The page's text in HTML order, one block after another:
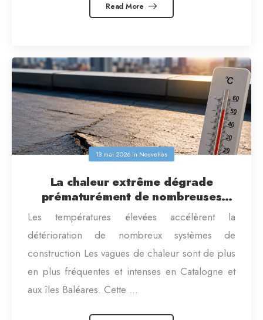
Read More
13 mai 2026in Nouvelles
La chaleur extrême dégrade
prématurément de nombreuses
toitures.
Les températures élevées accélèrent la
détérioration de nombreux systèmes de
construction Les vagues de chaleur sont de plus
en plus fréquentes et intenses en Catalogne et
aux îles Baléares. Cette ...